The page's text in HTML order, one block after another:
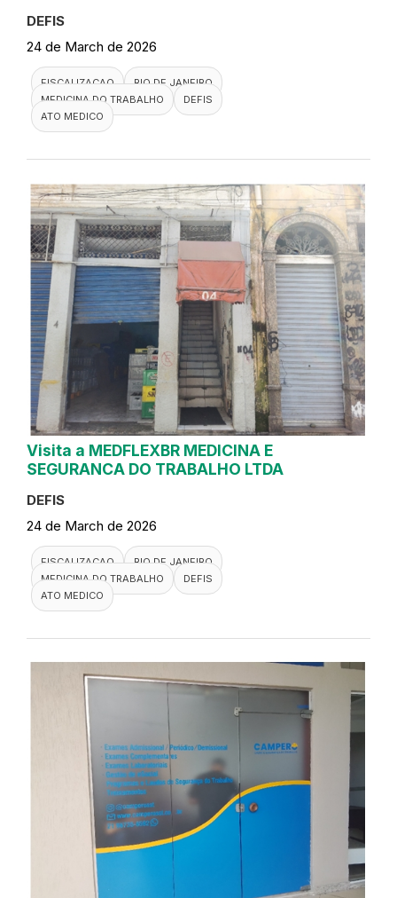
DEFIS
24 de March de 2026
FISCALIZACAO
RIO DE JANEIRO
MEDICINA DO TRABALHO
DEFIS
ATO MEDICO
Visita a MEDFLEXBR MEDICINA E
SEGURANCA DO TRABALHO LTDA
DEFIS
24 de March de 2026
FISCALIZACAO
RIO DE JANEIRO
MEDICINA DO TRABALHO
DEFIS
ATO MEDICO